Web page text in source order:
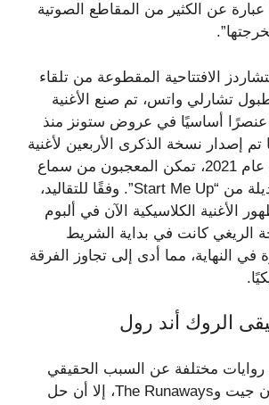
عبارة عن الكثير من المقاطع الصوتية
الافتتاحية المقطوعة من تلقاء
تشارلي واتس، تم صنع الأغنية
أساسيًا في عروض ستونز منذ
إصدار نسخة الذكرى الأربعين لأغنية
“Tattoo You” في عام 2021، تمكن المعجبون من سماع
نسخة الريغي البديلة من “Start Me Up”. وفقًا للتقاليد،
الأغنية الكلاسيكية الآن في ألبوم
الريغي كانت في بداية الشريط
في النهاية، مما أدى إلى تجاوز الفرقة
الروك أند رول
مختلفة عن السبب الحقيقي
وراء انفصال جوان جيت وThe Runaways، إلا أن حل